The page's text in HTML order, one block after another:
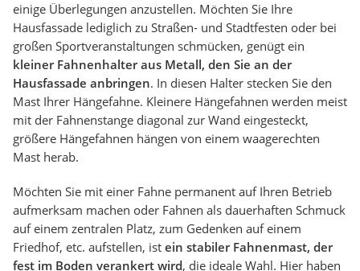
einige Überlegungen anzustellen. Möchten Sie Ihre
Hausfassade lediglich zu Straßen- und Stadtfesten oder bei
großen Sportveranstaltungen schmücken, genügt ein
kleiner Fahnenhalter aus Metall, den Sie an der
Hausfassade anbringen. In diesen Halter stecken Sie den
Mast Ihrer Hängefahne. Kleinere Hängefahnen werden meist
mit der Fahnenstange diagonal zur Wand eingesteckt,
größere Hängefahnen hängen von einem waagerechten
Mast herab.
Möchten Sie mit einer Fahne permanent auf Ihren Betrieb
aufmerksam machen oder Fahnen als dauerhaften Schmuck
auf einem zentralen Platz, zum Gedenken auf einem
Friedhof, etc. aufstellen, ist ein stabiler Fahnenmast, der
fest im Boden verankert wird, die ideale Wahl. Hier haben